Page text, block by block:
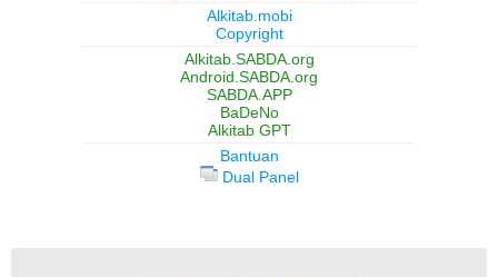
Alkitab.mobi
Copyright
Alkitab.SABDA.org
Android.SABDA.org
SABDA.APP
BaDeNo
Alkitab GPT
Bantuan
Dual Panel